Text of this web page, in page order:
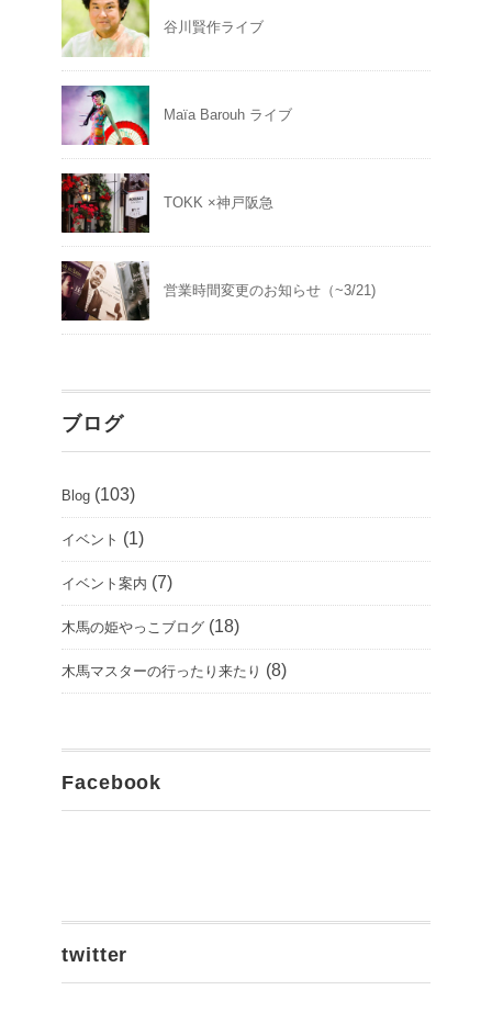
谷川賢作ライブ
Maïa Barouh ライブ
TOKK ×神戸阪急
営業時間変更のお知らせ（~3/21)
ブログ
Blog (103)
イベント (1)
イベント案内 (7)
木馬の姫やっこブログ (18)
木馬マスターの行ったり来たり (8)
Facebook
twitter